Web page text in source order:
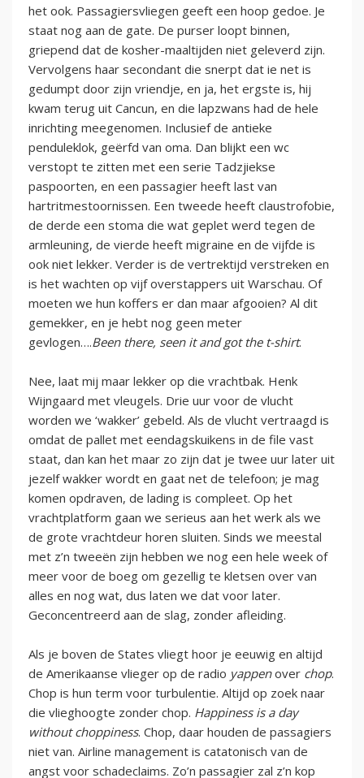
het ook. Passagiersvliegen geeft een hoop gedoe. Je
staat nog aan de gate. De purser loopt binnen,
griepend dat de kosher-maaltijden niet geleverd zijn.
Vervolgens haar secondant die snerpt dat ie net is
gedumpt door zijn vriendje, en ja, het ergste is, hij
kwam terug uit Cancun, en die lapzwans had de hele
inrichting meegenomen. Inclusief de antieke
penduleklok, geërfd van oma. Dan blijkt een wc
verstopt te zitten met een serie Tadzjiekse
paspoorten, en een passagier heeft last van
hartritmestoornissen. Een tweede heeft claustrofobie,
de derde een stoma die wat geplet werd tegen de
armleuning, de vierde heeft migraine en de vijfde is
ook niet lekker. Verder is de vertrektijd verstreken en
is het wachten op vijf overstappers uit Warschau. Of
moeten we hun koffers er dan maar afgooien? Al dit
gemekker, en je hebt nog geen meter
gevlogen….Been there, seen it and got the t-shirt.
Nee, laat mij maar lekker op die vrachtbak. Henk
Wijngaard met vleugels. Drie uur voor de vlucht
worden we ‘wakker’ gebeld. Als de vlucht vertraagd is
omdat de pallet met eendagskuikens in de file vast
staat, dan kan het maar zo zijn dat je twee uur later uit
jezelf wakker wordt en gaat net de telefoon; je mag
komen opdraven, de lading is compleet. Op het
vrachtplatform gaan we serieus aan het werk als we
de grote vrachtdeur horen sluiten. Sinds we meestal
met z’n tweeën zijn hebben we nog een hele week of
meer voor de boeg om gezellig te kletsen over van
alles en nog wat, dus laten we dat voor later.
Geconcentreerd aan de slag, zonder afleiding.
Als je boven de States vliegt hoor je eeuwig en altijd
de Amerikaanse vlieger op de radio yappenover chop.
Chop is hun term voor turbulentie. Altijd op zoek naar
die vlieghoogte zonder chop. Happiness is a day
without choppiness. Chop, daar houden de passagiers
niet van. Airline management is catatonisch van de
angst voor schadeclaims. Zo’n passagier zal z’n kop